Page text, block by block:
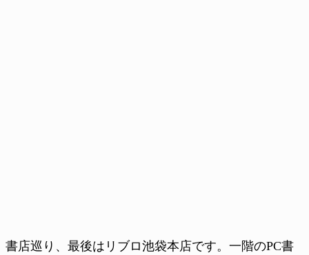
書店巡り、最後はリブロ池袋本店です。一階のPC書